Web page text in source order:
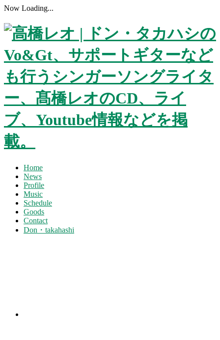
Now Loading...
Home
News
Profile
Music
Schedule
Goods
Contact
Don・takahashi